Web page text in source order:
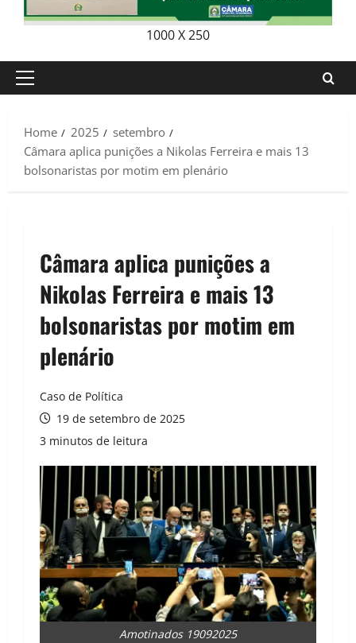
1000 X 250
Primary
Home
2025
setembro
Câmara aplica punições a Nikolas Ferreira e mais 13
bolsonaristas por motim em plenário
Câmara aplica punições a
Nikolas Ferreira e mais 13
bolsonaristas por motim em
plenário
Caso de Política
19 de setembro de 2025
3 minutos de leitura
Amotinados 19092025